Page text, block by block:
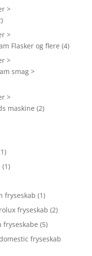
>
>
Flasker og flere (4)
>
smag >
>
maskine (2)
(1)
fryseskab (1)
fryseskab (2)
fryseskabe (5)
fryseskab